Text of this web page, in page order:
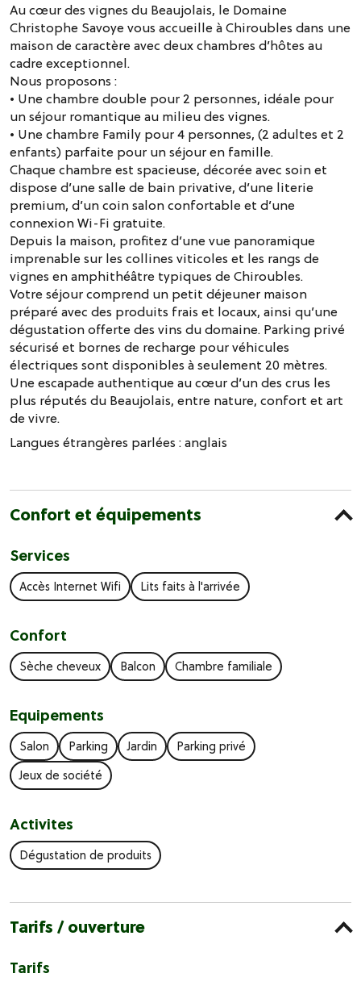
Au cœur des vignes du Beaujolais, le Domaine
Christophe Savoye vous accueille à Chiroubles dans une
maison de caractère avec deux chambres d’hôtes au
cadre exceptionnel.
Nous proposons :
• Une chambre double pour 2 personnes, idéale pour
un séjour romantique au milieu des vignes.
• Une chambre Family pour 4 personnes, (2 adultes et 2
enfants) parfaite pour un séjour en famille.
Chaque chambre est spacieuse, décorée avec soin et
dispose d’une salle de bain privative, d’une literie
premium, d’un coin salon confortable et d’une
connexion Wi-Fi gratuite.
Depuis la maison, profitez d’une vue panoramique
imprenable sur les collines viticoles et les rangs de
vignes en amphithéâtre typiques de Chiroubles.
Votre séjour comprend un petit déjeuner maison
préparé avec des produits frais et locaux, ainsi qu’une
dégustation offerte des vins du domaine. Parking privé
sécurisé et bornes de recharge pour véhicules
électriques sont disponibles à seulement 20 mètres.
Une escapade authentique au cœur d’un des crus les
plus réputés du Beaujolais, entre nature, confort et art
de vivre.
Langues étrangères parlées :anglais
Confort et équipements
Services
Accès Internet Wifi Lits faits à l'arrivée
Confort
Sèche cheveux Balcon Chambre familiale
Equipements
Salon Parking Jardin
Parking privé
Jeux de société
Activites
Dégustation de produits
Tarifs / ouverture
Tarifs